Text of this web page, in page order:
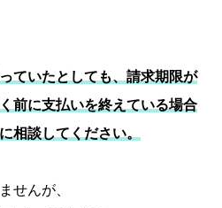
ていたとしても、請求期限が
前に支払いを終えている場合
相談してください。
せんが、